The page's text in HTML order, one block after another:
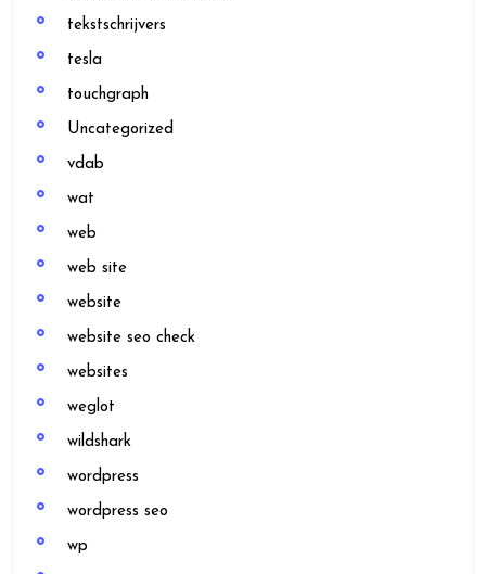
tekstschrijvers
tesla
touchgraph
Uncategorized
vdab
wat
web
web site
website
website seo check
websites
weglot
wildshark
wordpress
wordpress seo
wp